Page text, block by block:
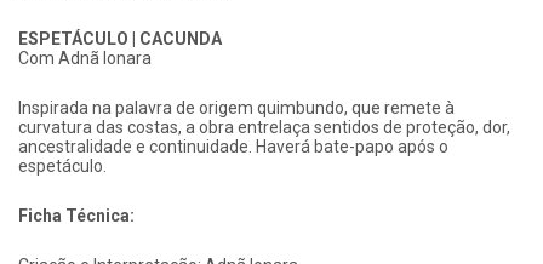
ESPETÁCULO | CACUNDA
Com Adnã Ionara
Inspirada na palavra de origem quimbundo, que remete à
curvatura das costas, a obra entrelaça sentidos de proteção, dor,
ancestralidade e continuidade. Haverá bate-papo após o
espetáculo.
Ficha Técnica: